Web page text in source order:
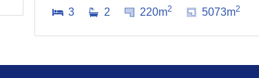
3 2 220m2 5073m2